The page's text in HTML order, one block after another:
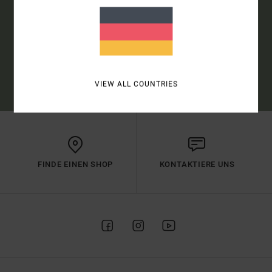
MAIL
FINDE EINEN SHOP KONTAKTIERE UNS
VIEW ALL COUNTRIES